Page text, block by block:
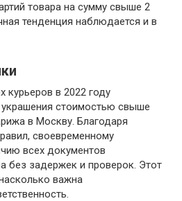
товара на сумму свыше 2
тенденция наблюдается и в
в 2022 году
стоимостью свыше
в Москву. Благодаря
своевременному
всех документов
без задержек и проверок. Этот
важна